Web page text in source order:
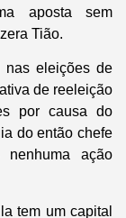
aposta sem
Tião.
nas eleições de
de reeleição
por causa do
do então chefe
ação
tem um capital